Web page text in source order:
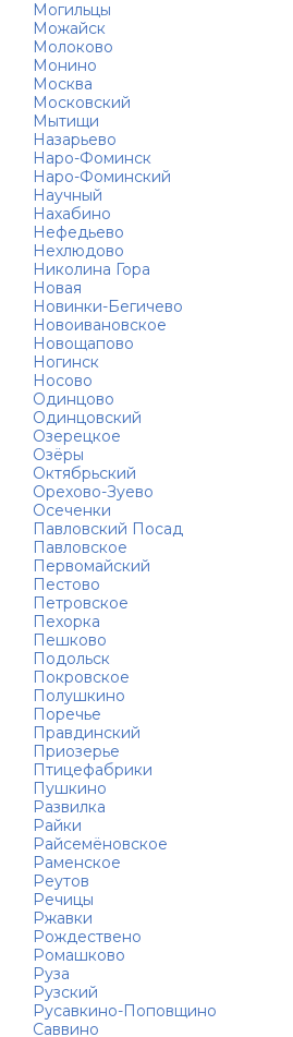
Могильцы
Можайск
Молоково
Монино
Москва
Московский
Мытищи
Назарьево
Наро-Фоминск
Наро-Фоминский
Научный
Нахабино
Нефедьево
Нехлюдово
Николина Гора
Новая
Новинки-Бегичево
Новоивановское
Новощапово
Ногинск
Носово
Одинцово
Одинцовский
Озерецкое
Озёры
Октябрьский
Орехово-Зуево
Осеченки
Павловский Посад
Павловское
Первомайский
Пестово
Петровское
Пехорка
Пешково
Подольск
Покровское
Полушкино
Поречье
Правдинский
Приозерье
Птицефабрики
Пушкино
Развилка
Райки
Райсемёновское
Раменское
Реутов
Речицы
Ржавки
Рождествено
Ромашково
Руза
Рузский
Русавкино-Поповщино
Саввино